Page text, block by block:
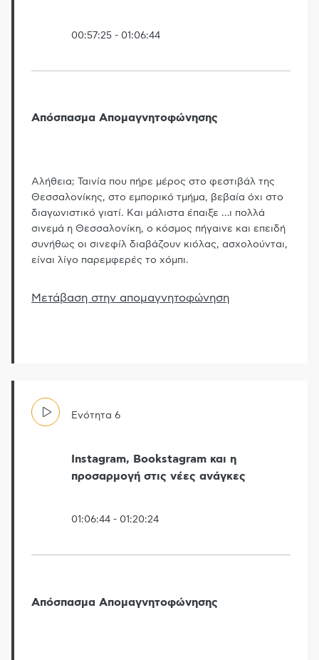
00:57:25 - 01:06:44
Απόσπασμα Απομαγνητοφώνησης
Αλήθεια; Ταινία που πήρε μέρος στο φεστιβάλ της
Θεσσαλονίκης, στο εμπορικό τμήμα, βεβαία όχι στο
διαγωνιστικό γιατί. Και μάλιστα έπαιξε …ι πολλά
σινεμά η Θεσσαλονίκη, ο κόσμος πήγαινε και επειδή
συνήθως οι σινεφίλ διαβάζουν κιόλας, ασχολούνται,
είναι λίγο παρεμφερές το χόμπι.
Μετάβαση στην απομαγνητοφώνηση
Ενότητα 6
Instagram, Bookstagram και η
προσαρμογή στις νέες ανάγκες
01:06:44 - 01:20:24
Απόσπασμα Απομαγνητοφώνησης